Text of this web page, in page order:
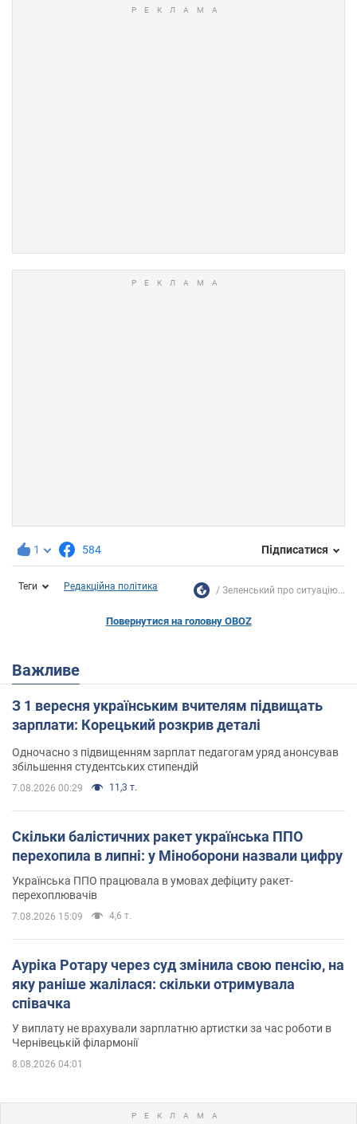
1 584 Підписатися
Теги Редакційна політика Зеленський про ситуацію...
Повернутися на головну OBOZ
Важливе
З 1 вересня українським вчителям підвищать
зарплати: Корецький розкрив деталі
Одночасно з підвищенням зарплат педагогам уряд анонсував
збільшення студентських стипендій
7.08.2026 00:29 11,3 т.
Скільки балістичних ракет українська ППО
перехопила в липні: у Міноборони назвали цифру
Українська ППО працювала в умовах дефіциту ракет-
перехоплювачів
7.08.2026 15:09 4,6 т.
Ауріка Ротару через суд змінила свою пенсію, на
яку раніше жалілася: скільки отримувала
співачка
У виплату не врахували зарплатню артистки за час роботи в
Чернівецькій філармонії
8.08.2026 04:01